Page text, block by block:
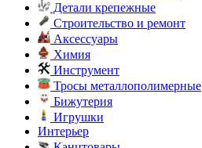
Детали крепежные
Строительство и ремонт
Аксессуары
Химия
Инструмент
Тросы металлополимерные
Бижутерия
Игрушки
Интерьер